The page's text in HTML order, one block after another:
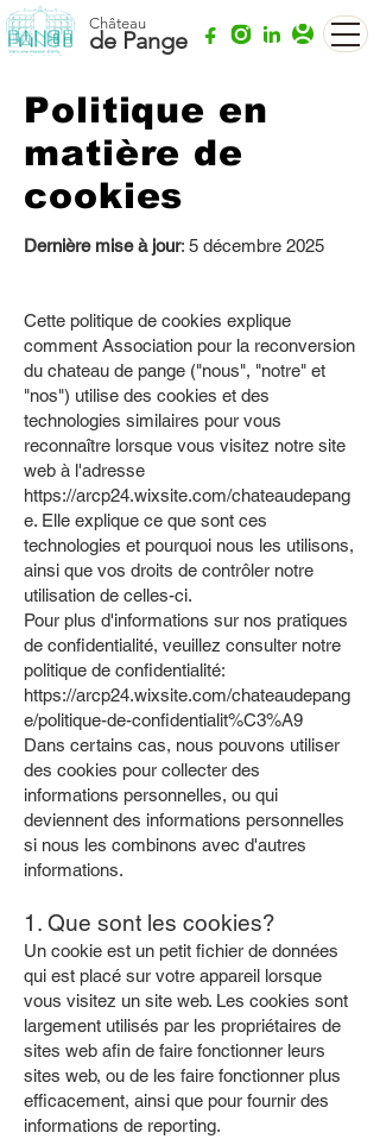
Château
de Pange
Politique en
matière de
cookies
Dernière mise à jour: 5 décembre 2025
Cette politique de cookies explique
comment Association pour la reconversion
du chateau de pange ("nous", "notre" et
"nos") utilise des cookies et des
technologies similaires pour vous
reconnaître lorsque vous visitez notre site
web à l'adresse
https://arcp24.wixsite.com/chateaudepang
e. Elle explique ce que sont ces
technologies et pourquoi nous les utilisons,
ainsi que vos droits de contrôler notre
utilisation de celles-ci.
Pour plus d'informations sur nos pratiques
de confidentialité, veuillez consulter notre
politique de confidentialité:
https://arcp24.wixsite.com/chateaudepang
e/politique-de-confidentialit%C3%A9
Dans certains cas, nous pouvons utiliser
des cookies pour collecter des
informations personnelles, ou qui
deviennent des informations personnelles
si nous les combinons avec d'autres
informations.
1. Que sont les cookies?
Un cookie est un petit fichier de données
qui est placé sur votre appareil lorsque
vous visitez un site web. Les cookies sont
largement utilisés par les propriétaires de
sites web afin de faire fonctionner leurs
sites web, ou de les faire fonctionner plus
efficacement, ainsi que pour fournir des
informations de reporting.